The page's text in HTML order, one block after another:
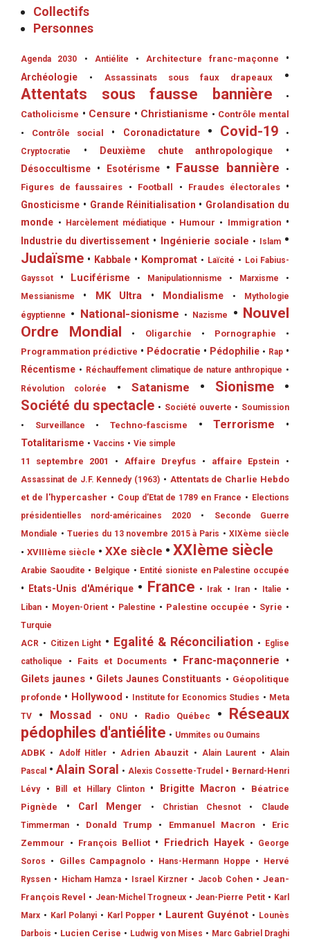
Collectifs
Personnes
Agenda 2030 • Antiélite • Architecture franc-maçonne
•
Archéologie
• Assassinats sous faux drapeaux
•
Attentats sous fausse bannière
•
Catholicisme • Censure • Christianisme • Contrôle mental
•
Contrôle social • Coronadictature • Covid-19
•
Cryptocratie
• Deuxième chute anthropologique
•
Désoccultisme
• Esotérisme • Fausse bannière
•
Figures de faussaires
• Football • Fraudes électorales
•
Gnosticisme • Grande Réinitialisation • Grolandisation du
monde • Harcèlement médiatique • Humour • Immigration •
Industrie du divertissement • Ingénierie sociale • Islam •
Judaïsme • Kabbale • Kompromat • Laïcité • Loi Fabius-
Gayssot
• Luciférisme • Manipulationnisme • Marxisme
•
Messianisme
• MK Ultra • Mondialisme •
Mythologie
égyptienne
• National-sionisme • Nazisme • Nouvel
Ordre Mondial
• Oligarchie • Pornographie
•
Programmation prédictive • Pédocratie • Pédophilie • Rap •
Récentisme • Réchauffement climatique de nature anthropique •
Révolution colorée
• Satanisme • Sionisme
•
Société du spectacle • Société ouverte • Soumission
•
Surveillance • Techno-fascisme • Terrorisme
•
Totalitarisme • Vaccins • Vie simple
11 septembre 2001 • Affaire Dreyfus • affaire Epstein
•
Assassinat de J.F. Kennedy (1963) • Attentats de Charlie Hebdo
et de l'hypercasher • Coup d'Etat de 1789 en France • Elections
présidentielles nord-américaines 2020
•
Seconde Guerre
Mondiale • Tueries du 13 novembre 2015 à Paris • XIXème siècle
• XVIIIème siècle • XXe siècle • XXIème siècle
Arabie Saoudite • Belgique • Entité sioniste en Palestine occupée
• Etats-Unis d'Amérique • France • Irak • Iran • Italie •
Liban • Moyen-Orient • Palestine • Palestine occupée • Syrie •
Turquie
ACR • Citizen Light • Egalité & Réconciliation •
Eglise
catholique
• Faits et Documents • Franc-maçonnerie
•
Gilets jaunes • Gilets Jaunes Constituants • Géopolitique
profonde • Hollywood • Institute for Economics Studies • Meta
TV
• Mossad • ONU • Radio Québec • Réseaux
pédophiles d'antiélite • Ummites ou Oumains
ADBK • Adolf Hitler • Adrien Abauzit • Alain Laurent • Alain
Pascal • Alain Soral • Alexis Cossette-Trudel • Bernard-Henri
Lévy
• Bill et Hillary Clinton • Brigitte Macron •
Béatrice
Pignède
• Carl Menger • Christian Chesnot •
Claude
Timmerman
• Donald Trump • Emmanuel Macron •
Eric
Zemmour
• François Belliot • Friedrich Hayek •
George
Soros
• Gilles Campagnolo • Hans-Hermann Hoppe •
Hervé
Ryssen • Hicham Hamza • Israel Kirzner • Jacob Cohen • Jean-
François Revel
• Jean-Michel Trogneux • Jean-Pierre Petit • Karl
Marx • Karl Polanyi • Karl Popper • Laurent Guyénot • Lounès
Darbois • Lucien Cerise • Ludwig von Mises • Marc Gabriel Draghi